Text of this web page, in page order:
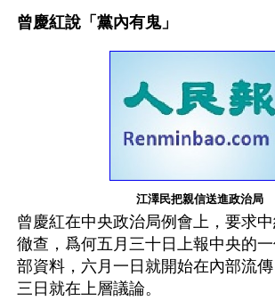
曾慶紅說「黨內有鬼」
江澤民把親信送進政治局
曾慶紅在中央政治局例會上，要求
徹查，爲何五月三十日上報中央的
部資料，六月一日就開始在內部流傳
三日就在上層議論。